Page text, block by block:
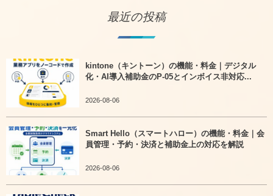
最近の投稿
kintone（キントーン）の機能・料金｜デジタル
化・AI導入補助金のP-05とインボイス非対応...
2026-08-06
Smart Hello（スマートハロー）の機能・料金｜会
員管理・予約・決済と補助金上の対応を解説
2026-08-06